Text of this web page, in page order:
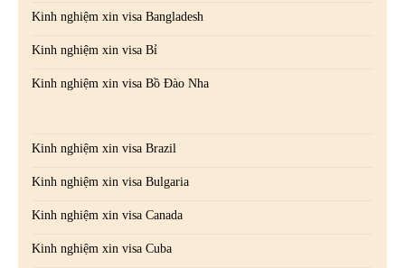
Kinh nghiệm xin visa Bangladesh
Kinh nghiệm xin visa Bỉ
Kinh nghiệm xin visa Bồ Đào Nha
Kinh nghiệm xin visa Brazil
Kinh nghiệm xin visa Bulgaria
Kinh nghiệm xin visa Canada
Kinh nghiệm xin visa Cuba